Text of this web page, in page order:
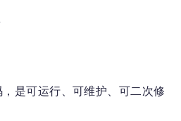
是可运行、可维护、可二次修